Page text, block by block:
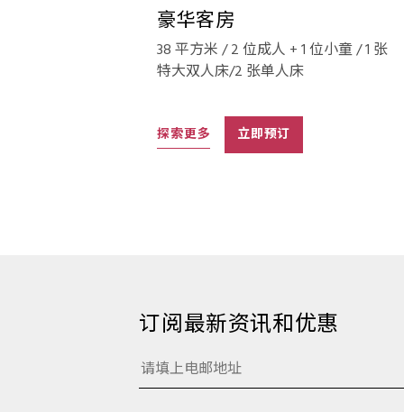
豪华客房
38 平方米 / 2 位成人 + 1 位小童 / 1 张
特大双人床/2 张单人床
探索更多 立即预订
订阅最新资讯和优惠